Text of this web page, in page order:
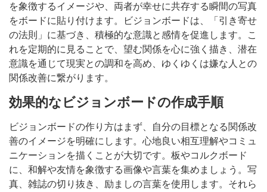
を象徴するイメージや、両者が幸せに共存する瞬間の写真
をボードに貼り付けます。ビジョンボードは、「引き寄せ
の法則」に基づき、積極的な意識と感情を促進します。こ
れを定期的に見ることで、望む関係を心に強く描き、潜在
意識を通じて現実との調和を高め、ゆくゆくは嫌な人との
関係改善に繋がります。
効果的なビジョンボードの作成手順
ビジョンボードの作り方はまず、自分の目標となる関係改
善のイメージを明確にします。心地良い相互理解やコミュ
ニケーションを描くことが大切です。板やコルクボード
に、和解や友情を象徴する画像や言葉を集めましょう。写
真、雑誌の切り抜き、励ましの言葉を使用します。それら